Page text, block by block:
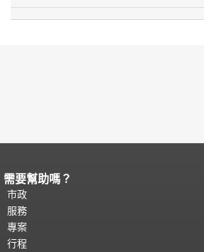
頁面內容結束。
都會重複顯示。
需要幫助嗎？
市政
服務
專案
行程